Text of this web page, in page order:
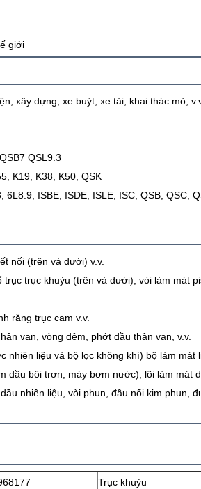
giới
xây dựng, xe buýt, xe tải, khai thác mỏ,
QSL9.3
K19, K38, K50, QSK
ISBE, ISDE, ISLE, ISC, QSB, QSC,
nối (trên và dưới) v.v.
trục khuỷu (trên và dưới), vòi làm mát
răng trục cam v.v.
van, vòng đệm, phớt dầu thân van, v.v.
liệu và bộ lọc không khí) bộ làm mát
dầu bôi trơn, máy bơm nước), lõi làm mát
nhiên liệu, vòi phun, đầu nối kim phun,
Trục khuỷu